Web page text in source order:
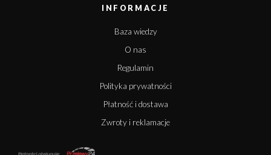
INFORMACJE
Baza wiedzy
O nas
Regulamin
Polityka prywatności
Płatność i dostawa
Zwroty i reklamacje